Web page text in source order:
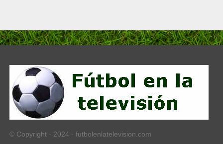
© Copyright - 2024 - futbolenlatelevision.com